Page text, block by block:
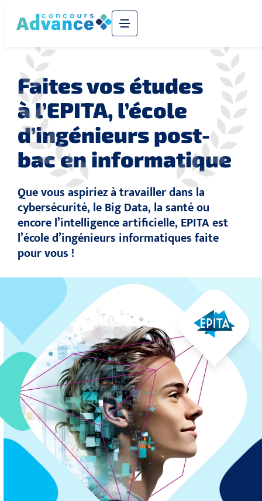
Faites vos études
à l’EPITA, l’école
d’ingénieurs post-
bac en informatique
Que vous aspiriez à travailler dans la
cybersécurité, le Big Data, la santé ou
encore l’intelligence artificielle, EPITA est
l’école d’ingénieurs informatiques faite
pour vous !